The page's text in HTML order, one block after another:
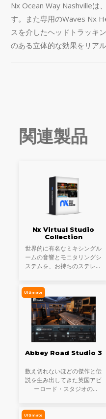
Nx Ocean Way Nashvilleは
す。また専用のWaves Nx
スを介したヘッドトラッキ
のある立体的な効果をリア
関連製品
Nx Virtual Studio
Collection
世界的に有名なミキシングル
ームの音響とモニタリングシ
ステムを、お持ちのステレオ
L.A.からニューヨークそしてナ
ッシュビルまで、世界的なス
タジオの精密
Ultimate
Abbey Road Studio 3
数え切れないほどの傑作と伝
説を生み出してきた英国アビ
ーロード・スタジオの
Studio 3は、Studio 3の音響環
Ultimate